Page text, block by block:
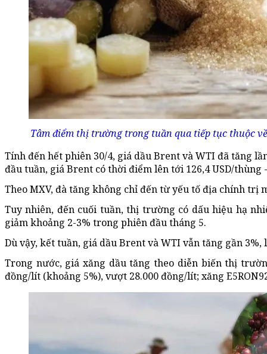
Tâm điểm thị trường trong tuần qua tiếp tục thuộc
Tính đến hết phiên 30/4, giá dầu Brent và WTI đã tăng
đầu tuần, giá Brent có thời điểm lên tới 126,4 USD/thùng
Theo MXV, đà tăng không chỉ đến từ yếu tố địa chính trị
Tuy nhiên, đến cuối tuần, thị trường có dấu hiệu hạ
giảm khoảng 2-3% trong phiên đầu tháng 5.
Dù vậy, kết tuần, giá dầu Brent và WTI vẫn tăng gần
Trong nước, giá xăng dầu tăng theo diễn biến thị
đồng/lít (khoảng 5%), vượt 28.000 đồng/lít; xăng